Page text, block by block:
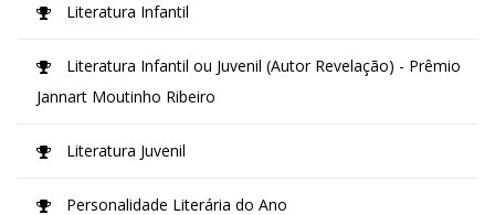
Literatura Infantil
Literatura Infantil ou Juvenil (Autor Revelação) - Prêmio
Jannart Moutinho Ribeiro
Literatura Juvenil
Personalidade Literária do Ano